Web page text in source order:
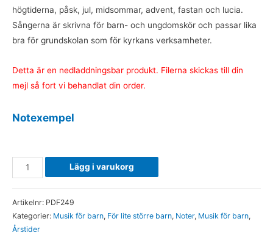
högtiderna, påsk, jul, midsommar, advent, fastan och lucia.
Sångerna är skrivna för barn- och ungdomskör och passar lika
bra för grundskolan som för kyrkans verksamheter.
Detta är en nedladdningsbar produkt. Filerna skickas till din
mejl så fort vi behandlat din order.
Notexempel
Årstider
och
Noter
Lägg i varukorg
Artikelnr: PDF249
Kategorier: Musik för barn, För lite större barn, Noter, Musik för barn,
Årstider